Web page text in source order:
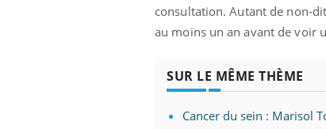
consultation. Autant de non-
au moins un an avant de voir
SUR LE MÊME THÈME
Cancer du sein : Marisol